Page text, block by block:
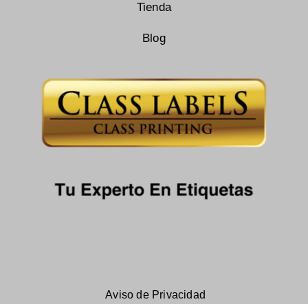
Tienda
Blog
Aviso de Privacidad